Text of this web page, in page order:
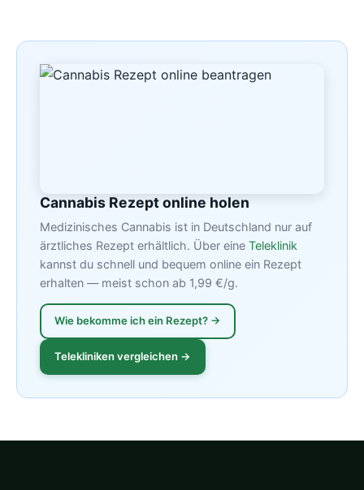
Cannabis Rezept online holen
Medizinisches Cannabis ist in Deutschland nur auf
ärztliches Rezept erhältlich. Über eine Teleklinik
kannst du schnell und bequem online ein Rezept
erhalten — meist schon ab 1,99 €/g.
Wie bekomme ich ein Rezept? →
Telekliniken vergleichen →